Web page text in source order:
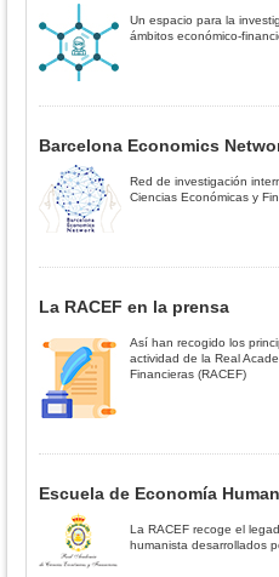
Un espacio para la
ámbitos económico-
Barcelona Economics
Red de investigación
Ciencias Económicas y
La RACEF en la prensa
Así han recogido los
actividad de la Real
Financieras (RACEF)
Escuela de Economía
La RACEF recoge el
humanista desarrollados